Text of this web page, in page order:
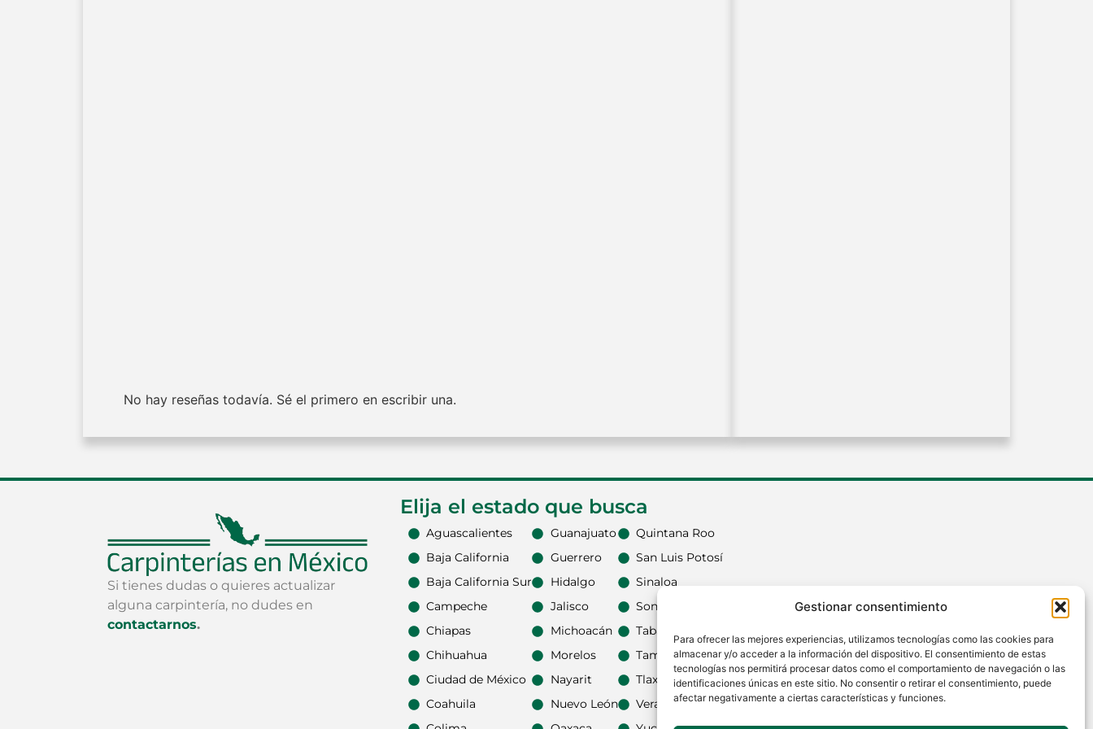
Gestionar consentimiento
Para ofrecer las mejores experiencias, utilizamos tecnologías como las cookies para
almacenar y/o acceder a la información del dispositivo. El consentimiento de estas
tecnologías nos permitirá procesar datos como el comportamiento de navegación o las
identificaciones únicas en este sitio. No consentir o retirar el consentimiento, puede
afectar negativamente a ciertas características y funciones.
No hay reseñas todavía. Sé el primero en escribir una.
Si tienes dudas o quieres actualizar
alguna carpintería, no dudes en
contactarnos.
Elija el estado que busca
Aguascalientes
Baja California
Baja California Sur
Campeche
Chiapas
Chihuahua
Ciudad de México
Coahuila
Guanajuato
Guerrero
Hidalgo
Jalisco
Michoacán
Morelos
Nayarit
Nuevo León
Quintana Roo
San Luis Potosí
Sinaloa
Sonora
Tabasco
Tamaulipas
Tlaxcala
Veracruz